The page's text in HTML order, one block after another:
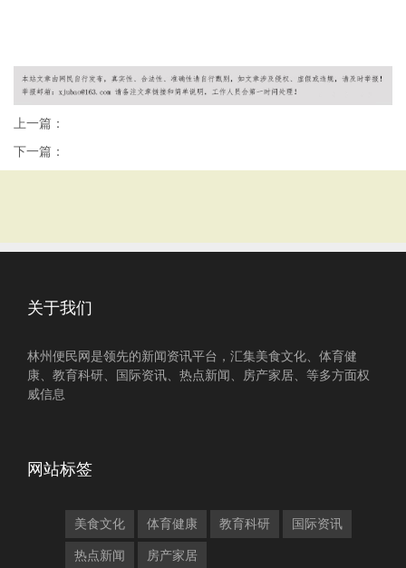
上一篇：
下一篇：
关于我们
林州便民网是领先的新闻资讯平台，汇集美食文化、体育健
康、教育科研、国际资讯、热点新闻、房产家居、等多方面权
威信息
网站标签
美食文化 体育健康 教育科研 国际资讯
热点新闻 房产家居